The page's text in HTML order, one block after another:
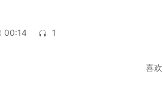
00:14
1
喜欢